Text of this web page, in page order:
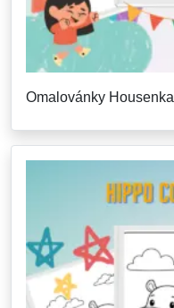
Omalovánky Housenka